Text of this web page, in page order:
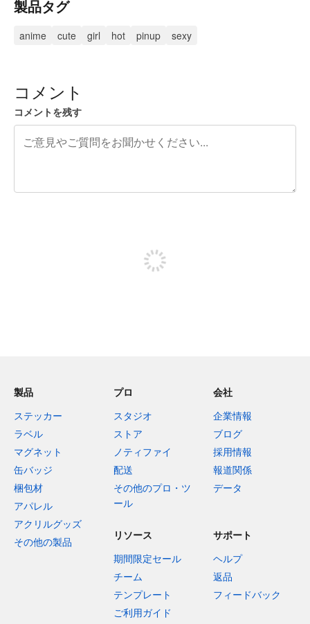
製品タグ
anime cute girl hot pinup sexy
コメント
コメントを残す
製品
ステッカー
ラベル
マグネット
缶バッジ
梱包材
アパレル
アクリルグッズ
その他の製品
プロ
スタジオ
ストア
ノティファイ
配送
その他のプロ・ツ
ール
会社
企業情報
ブログ
採用情報
報道関係
データ
リソース
期間限定セール
チーム
テンプレート
ご利用ガイド
サポート
ヘルプ
返品
フィードバック